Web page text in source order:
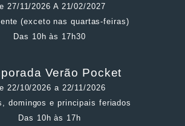
27/11/2026 A 21/02/2027
(exceto nas quartas-feiras)
Das 10h às 17h30
Verão Pocket
22/10/2026 a 22/11/2026
domingos e principais feriados
Das 10h às 17h